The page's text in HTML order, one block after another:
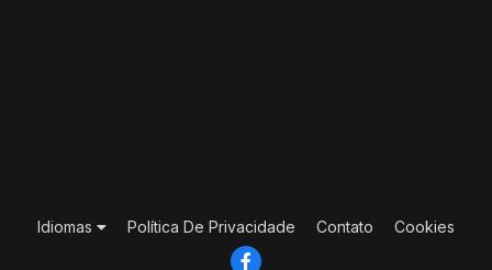
Idiomas Política De Privacidade Contato Cookies